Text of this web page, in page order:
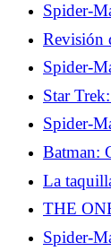
Spider-
bien un
Revisión
Trek:
Spider-
Star
Spider-
salida de
Batman:
Joker
La
a
THE
al anime
Spider-